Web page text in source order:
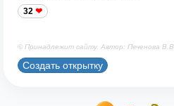
32
© Принадлежит сайту. Автор: Печенова В.В.
Создать открытку